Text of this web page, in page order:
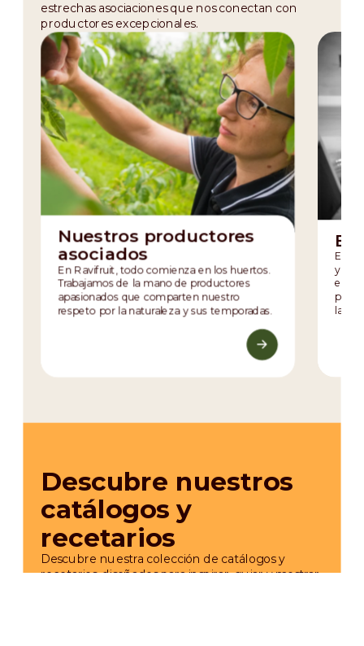
estrechas asociaciones que nos conectan con
productores excepcionales.
Nuestros productores
asociados
En Ravifruit, todo comienza en los huertos.
Trabajamos de la mano de productores
apasionados que comparten nuestro
respeto por la naturaleza y sus temporadas.
El
En el
yace
la
Descubre nuestros
catálogos y
recetarios
Descubre nuestra colección de catálogos y
recetarios, diseñados para inspirar, guiar y mostrar